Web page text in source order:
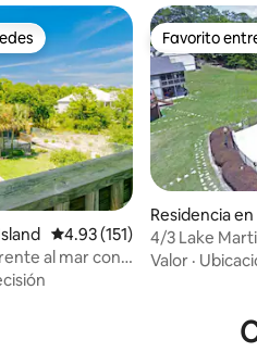
entre huéspedes
Calificación promedio: 4.93
4.93 (151)
al mar con 2
Favorito
Favorito
Residencia
4/3 Lake
lancha -
Valor ·